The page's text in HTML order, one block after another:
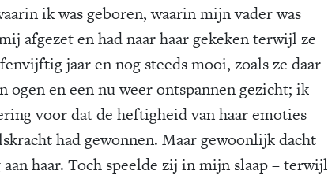
ik was geboren, waarin mijn vader was
afgezet en had naar haar gekeken terwijl ze
jaar en nog steeds mooi, zoals ze daar
ogen en een nu weer ontspannen gezicht; ik
voor dat de heftigheid van haar emoties
had gewonnen. Maar gewoonlijk dacht
haar. Toch speelde zij in mijn slaap – terwijl